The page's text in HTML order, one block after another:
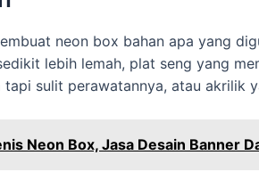
neon box bahan apa yang
lebih lemah, plat seng yang
tapi sulit perawatannya, atau akrilik
Neon Box, Jasa Desain Banner